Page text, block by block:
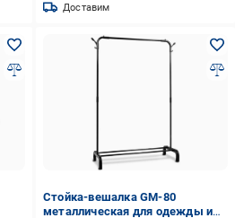
Доставим
Стойка-вешалка GM-80
металлическая для одежды и